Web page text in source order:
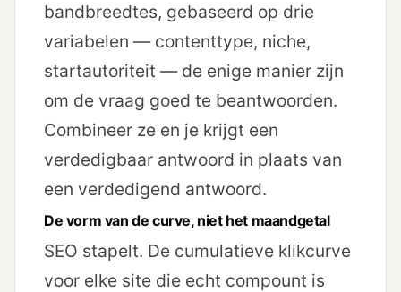
bandbreedtes, gebaseerd op drie
variabelen — contenttype, niche,
startautoriteit — de enige manier zijn
om de vraag goed te beantwoorden.
Combineer ze en je krijgt een
verdedigbaar antwoord in plaats van
een verdedigend antwoord.
De vorm van de curve, niet het maandgetal
SEO stapelt. De cumulatieve klikcurve
voor elke site die echt compount is